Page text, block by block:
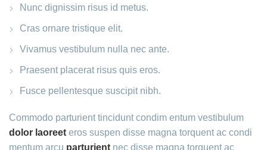
Nunc dignissim risus id metus.
Cras ornare tristique elit.
Vivamus vestibulum nulla nec ante.
Praesent placerat risus quis eros.
Fusce pellentesque suscipit nibh.
Commodo parturient tincidunt condim entum vestibulum
dolor laoreet eros suspen disse magna torquent ac condi
mentum arcu parturient nec disse magna torquent ac